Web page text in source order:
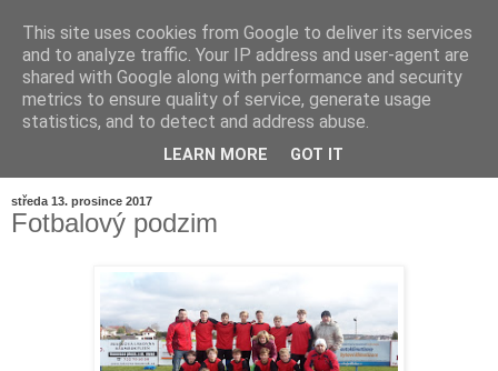
středa 13. prosince 2017
Fotbalový podzim
This site uses cookies from Google to deliver its services
and to analyze traffic. Your IP address and user-agent are
shared with Google along with performance and security
metrics to ensure quality of service, generate usage
statistics, and to detect and address abuse.
LEARN MORE GOT IT